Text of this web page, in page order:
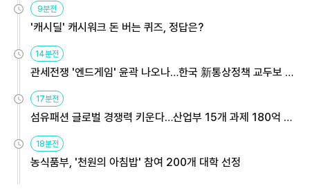
9분전
'캐시딜' 캐시워크 돈 버는 퀴즈, 정답은?
14분전
관세전쟁 '엔드게임' 윤곽 나오나…한국 新통상정책 교두보 활
용해야
17분전
섬유패션 글로벌 경쟁력 키운다…산업부 15개 과제 180억 지
원
18분전
농식품부, '천원의 아침밥' 참여 200개 대학 선정